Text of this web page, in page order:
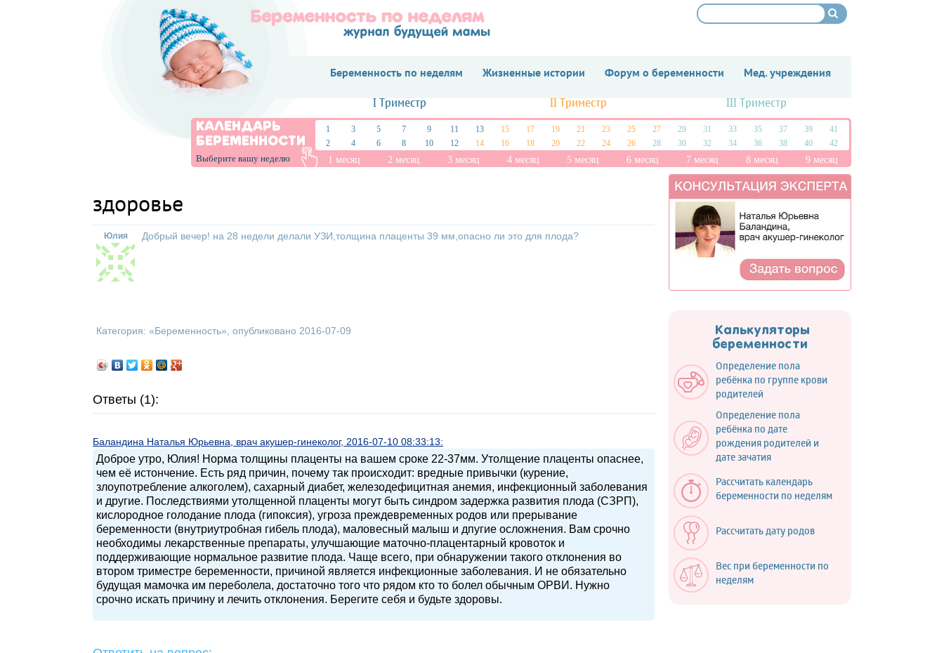
Беременность по неделям Жизненные истории Форум о беременности Мед. учреждения
I Триместр II Триместр III Триместр
КАЛЕНДАРЬ
БЕРЕМЕННОСТИ
Выберите вашу неделю
1 3 5 7 9 11 13 15 17 19 21 23 25 27 29 31 33 35 37 39
41
2
4 6 8 10 12 14 16 18 20 22 24 26 28 30 32 34 36 38 40 42
1 месяц 2 месяц 3 месяц 4 месяц 5 месяц 6 месяц 7 месяц 8 месяц 9 месяц
здоровье
Юлия Добрый вечер! на 28 недели делали УЗИ,толщина плаценты 39 мм,опасно ли это для плода?
Категория: «Беременность», опубликовано 2016-07-09
Ответы (1):
Баландина Наталья Юрьевна, врач акушер-гинеколог, 2016-07-10 08:33:13:
Доброе утро, Юлия! Норма толщины плаценты на вашем сроке 22-37мм. Утолщение плаценты опаснее,
чем её истончение. Есть ряд причин, почему так происходит: вредные привычки (курение,
злоупотребление алкоголем), сахарный диабет, железодефицитная анемия, инфекционный заболевания
и другие. Последствиями утолщенной плаценты могут быть синдром задержка развития плода (СЗРП),
кислородное голодание плода (гипоксия), угроза преждевременных родов или прерывание
беременности (внутриутробная гибель плода), маловесный малыш и дпугие осложнения. Вам срочно
необходимы лекарственные препараты, улучшающие маточно-плацентарный кровоток и
поддерживающие нормальное развитие плода. Чаще всего, при обнаружении такого отклонения во
втором триместре беременности, причиной является инфекционные заболевания. И не обязательно
будущая мамочка им переболела, достаточно того что рядом кто то болел обычным ОРВИ. Нужно
срочно искать причину и лечить отклонения. Берегите себя и будьте здоровы.
Калькуляторы
беременности
Определение пола
ребёнка по группе крови
родителей
Определение пола
ребёнка по дате
рождения родителей и
дате зачатия
Рассчитать календарь
беременности по неделям
Рассчитать дату родов
Вес при беременности по
неделям